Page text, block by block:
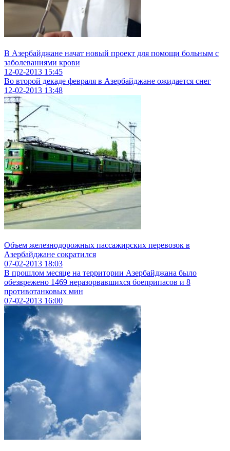
В Азербайджане начат новый проект для помощи больным с
заболеваниями крови
12-02-2013 15:45
Во второй декаде февраля в Азербайджане ожидается снег
12-02-2013 13:48
Объем железнодорожных пассажирских перевозок в
Азербайджане сократился
07-02-2013 18:03
В прошлом месяце на территории Азербайджана было
обезврежено 1469 неразорвавшихся боеприпасов и 8
противотанковых мин
07-02-2013 16:00